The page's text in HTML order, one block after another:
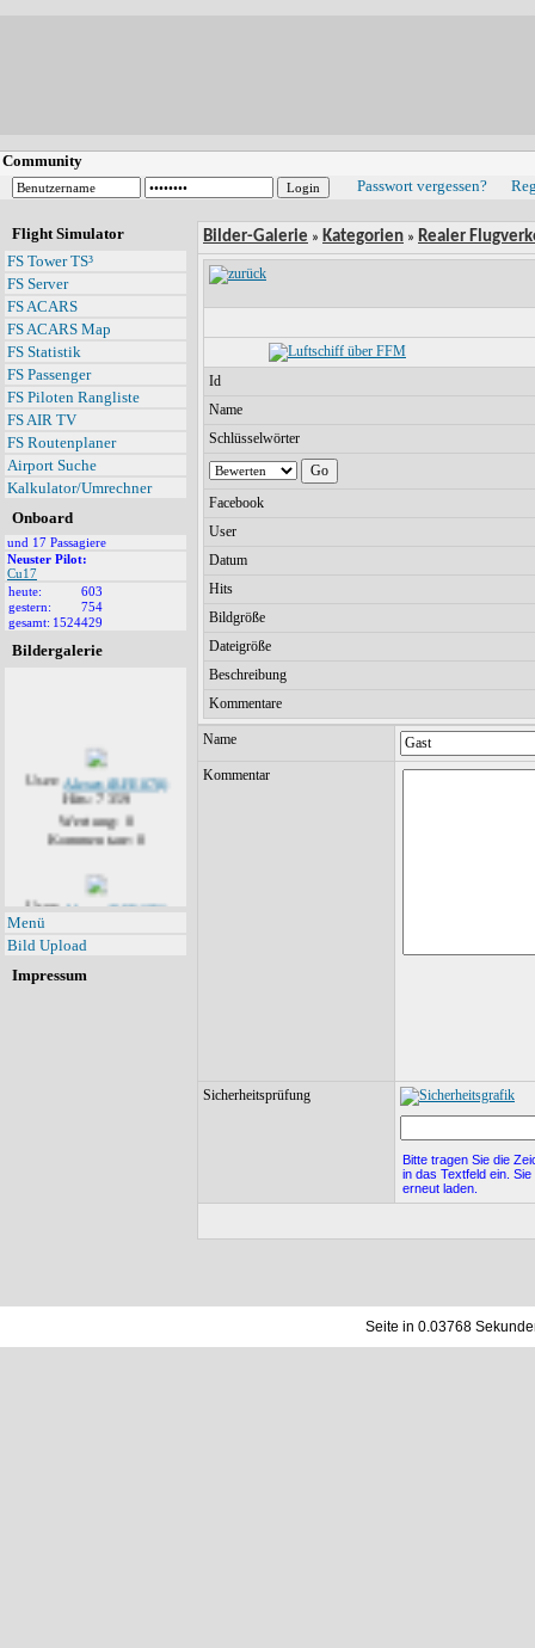
Community
Passwort vergessen?
Flight Simulator
FS Tower TS³
FS Server
FS ACARS
FS ACARS Map
FS Statistik
FS Passenger
FS Piloten Rangliste
FS AIR TV
FS Routenplaner
Airport Suche
Kalkulator/Umrechner
Onboard
und 17 Passagiere
Neuster Pilot:
Cu17
heute:
603
gestern:
754
gesamt: 1524429
Bildergalerie
Alexey (RFF-078)
Hits: 7359
Wertung: 0
Kommentare: 0
Alexey (RFF-078)
Hits: 7138
Kommentare: 1
Menü
Bild Upload
Impressum
Bilder-Galerie » Kategorien » Realer
Id
Name
Schlüsselwörter
Facebook
User
Datum
Hits
Bildgröße
Dateigröße
Beschreibung
Kommentare
Name
Kommentar
Sicherheitsprüfung
Bitte tragen Sie die
in das Textfeld ein.
erneut laden.
Seite in 0.03768